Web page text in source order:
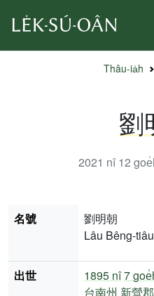
Thâu-ia̍h
劉
2021 nî 12
名號
劉明朝
Lâu Bêng-tiâu
出世 1895 nî7
台南州 新營郡